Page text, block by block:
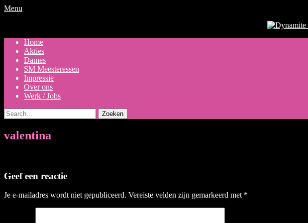
Menu
Primair
menu
naar
inhoud
Home
Akties
Dames
SM Meesteressen
Impressie
Over ons
Werk / Jobs
Zoeken
naar:
valentina
Geef een reactie
Je e-mailadres wordt niet gepubliceerd. Vereiste velden zijn gemarkeerd met *